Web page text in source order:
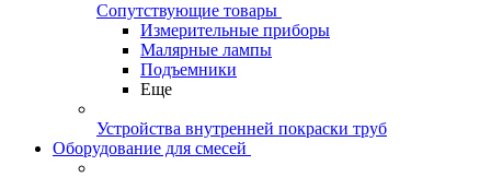
Сопутствующие товары
Измерительные приборы
Малярные лампы
Подъемники
Еще
Устройства внутренней покраски труб
Оборудование для смесей